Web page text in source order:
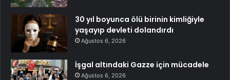
30 yıl boyunca ölü birinin kimliğiyle
yaşayıp devleti dolandırdı
Ağustos 6, 2026
İşgal altındaki Gazze için mücadele
Ağustos 6, 2026